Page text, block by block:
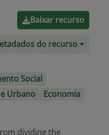
Baixar recurso
do recurso
Social
Urbano
Economia
dividing the